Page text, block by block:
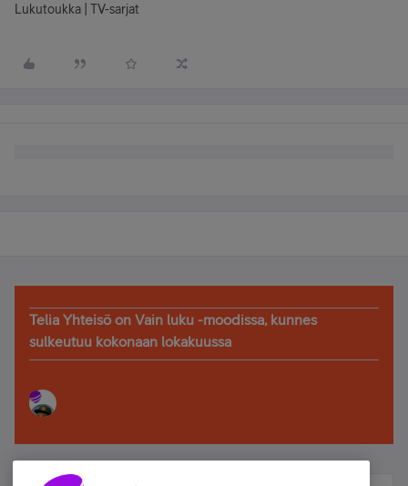
Lukutoukka | TV-sarjat
Telia Yhteisö on Vain luku -moodissa, kunnes
sulkeutuu kokonaan lokakuussa